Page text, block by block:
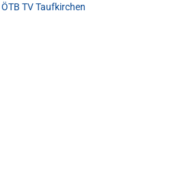
ÖTB TV Taufkirchen